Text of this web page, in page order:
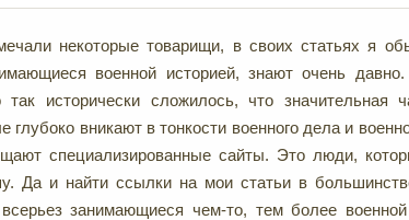
некоторые товарищи, в своих статьях я
военной историей, знают очень
исторически сложилось, что значительная
глубоко вникают в тонкости военного дела и
специализированные сайты. Это люди,
Да и найти ссылки на мои статьи в
занимающиеся чем-то, тем более военной